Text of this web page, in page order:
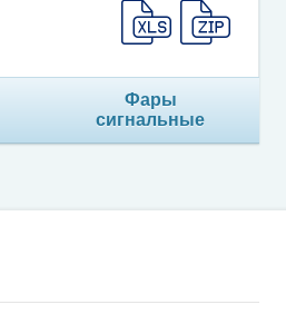
Фары
сигнальные